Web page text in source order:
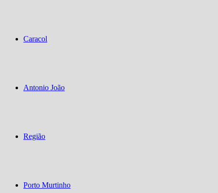
Caracol
Antonio João
Região
Porto Murtinho